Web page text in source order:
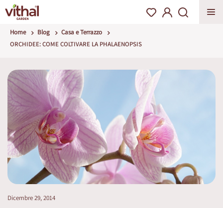
Home Blog
Casa e Terrazzo
ORCHIDEE: COME COLTIVARE LA PHALAENOPSIS
Dicembre 29, 2014